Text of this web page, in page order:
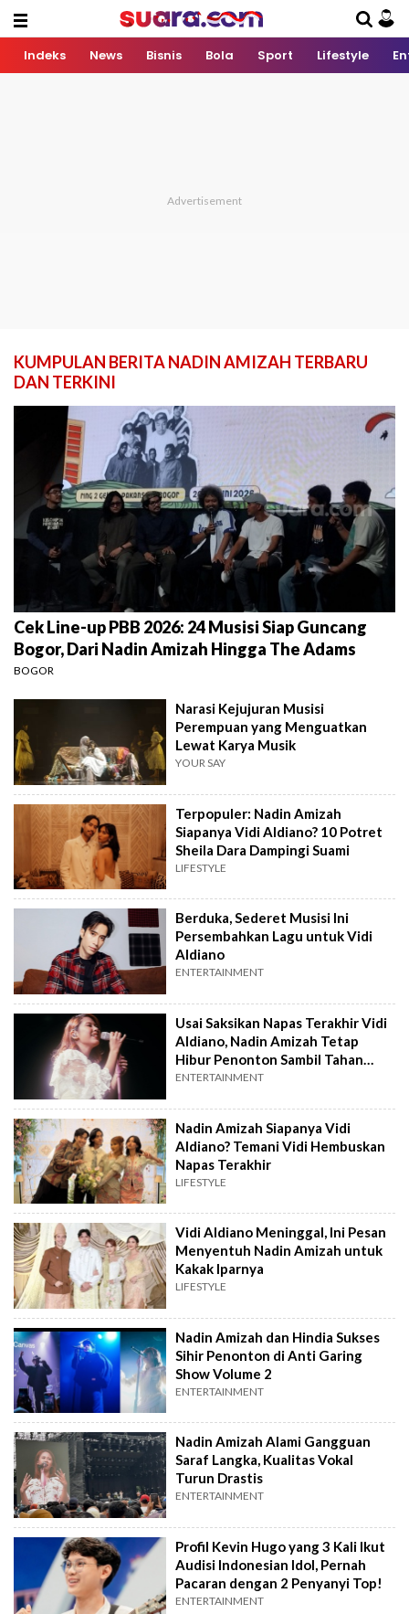
Indeks News Bisnis Bola Sport Lifestyle
KUMPULAN BERITA NADIN AMIZAH TERBARU
DAN TERKINI
Cek Line-up PBB 2026: 24 Musisi Siap Guncang
Bogor, Dari Nadin Amizah Hingga The Adams
BOGOR
Narasi Kejujuran Musisi
Perempuan yang Menguatkan
Lewat Karya Musik
YOUR SAY
Terpopuler: Nadin Amizah
Siapanya Vidi Aldiano? 10 Potret
Sheila Dara Dampingi Suami
LIFESTYLE
Berduka, Sederet Musisi Ini
Persembahkan Lagu untuk Vidi
Aldiano
ENTERTAINMENT
Usai Saksikan Napas Terakhir Vidi
Aldiano, Nadin Amizah Tetap
Hibur Penonton Sambil Tahan
Tangis
ENTERTAINMENT
Nadin Amizah Siapanya Vidi
Aldiano? Temani Vidi Hembuskan
Napas Terakhir
LIFESTYLE
Vidi Aldiano Meninggal, Ini Pesan
Menyentuh Nadin Amizah untuk
Kakak Iparnya
LIFESTYLE
Nadin Amizah dan Hindia Sukses
Sihir Penonton di Anti Garing
Show Volume 2
ENTERTAINMENT
Nadin Amizah Alami Gangguan
Saraf Langka, Kualitas Vokal
Turun Drastis
ENTERTAINMENT
Profil Kevin Hugo yang 3 Kali Ikut
Audisi Indonesian Idol, Pernah
Pacaran dengan 2 Penyanyi Top!
ENTERTAINMENT